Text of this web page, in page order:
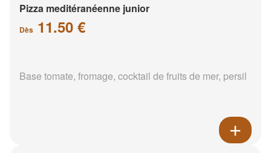
Pizza meditéranéenne junior
Dès 11.50 €
Base tomate, fromage, cocktail de fruits de mer, persil